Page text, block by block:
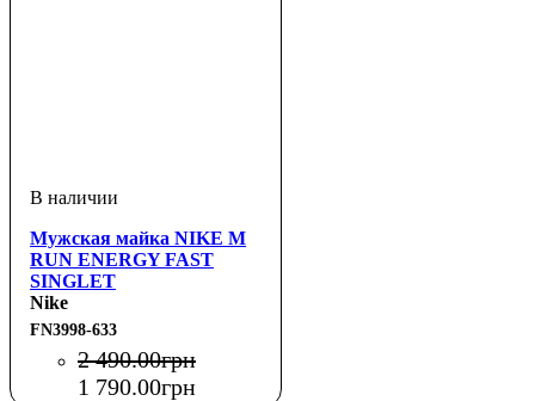
Мужская майка NIKE M
RUN ENERGY FAST
SINGLET
Nike
FN3998-633
2 490.00грн
1 790.00грн